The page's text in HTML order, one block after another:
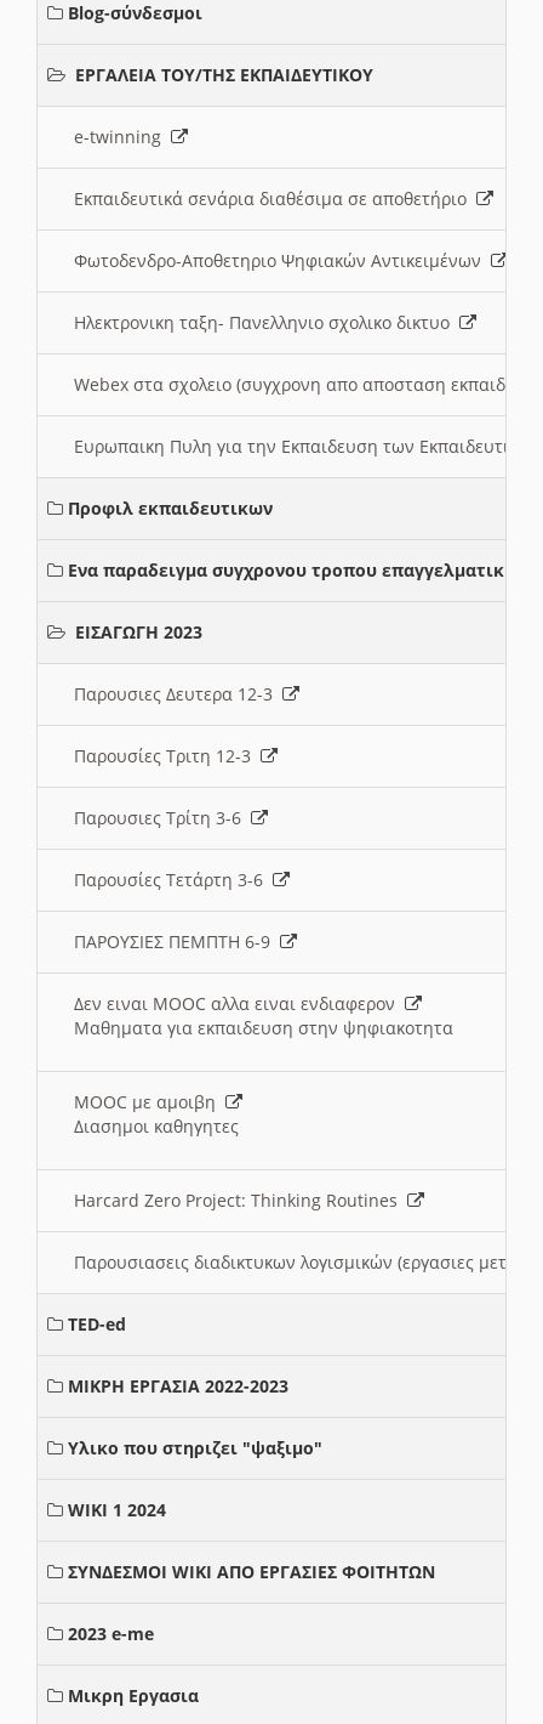
Blog-σύνδεσμοι
ΕΡΓΑΛΕΙΑ ΤΟΥ/ΤΗΣ ΕΚΠΑΙΔΕΥΤΙΚΟΥ
e-twinning
Εκπαιδευτικά σενάρια διαθέσιμα σε αποθετήριο
Φωτοδενδρο-Αποθετηριο Ψηφιακών Αντικειμένων
Ηλεκτρονικη ταξη- Πανελληνιο σχολικο δικτυο
Webex στα σχολειο (συγχρονη απο αποσταση
Ευρωπαικη Πυλη για την Εκπαιδευση των
Προφιλ εκπαιδευτικων
Ενα παραδειγμα συγχρονου τροπου επαγγελματικης
ΕΙΣΑΓΩΓΗ 2023
Παρουσιες Δευτερα 12-3
Παρουσίες Τριτη 12-3
Παρουσιες Τρίτη 3-6
Παρουσίες Τετάρτη 3-6
ΠΑΡΟΥΣΙΕΣ ΠΕΜΠΤΗ 6-9
Δεν ειναι MOOC αλλα ειναι ενδιαφερον
Μαθηματα για εκπαιδευση στην ψηφιακοτητα
MOOC με αμοιβη
Διασημοι καθηγητες
Harcard Zero Project: Thinking Routines
Παρουσιασεις διαδικτυκων λογισμικών (εργασιες
TED-ed
ΜΙΚΡΗ ΕΡΓΑΣΙΑ 2022-2023
Υλικο που στηριζει "ψαξιμο"
WIKI 1 2024
ΣΥΝΔΕΣΜΟΙ WIKI ΑΠΟ ΕΡΓΑΣΙΕΣ ΦΟΙΤΗΤΩΝ
2023 e-me
Μικρη Εργασια